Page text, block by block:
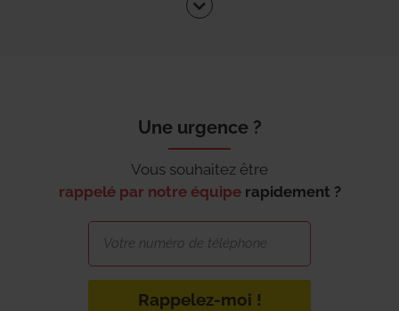
Une urgence ?
Vous souhaitez être
rappelé par notre équipe rapidement ?
Rappelez-moi !